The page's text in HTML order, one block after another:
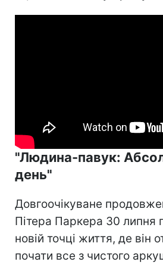
"Людина-павук:
день"
Довгоочікуване
Пітера Паркера 30 липня
новій точці життя, де він
почати все з чистого